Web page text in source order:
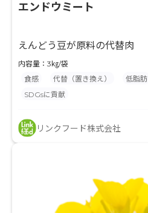
エンドウミート
えんどう豆が原料の代替肉
内容量：3㎏/袋
食感
代替（置き換え） 低脂肪
SDGsに貢献
リンクフード株式会社